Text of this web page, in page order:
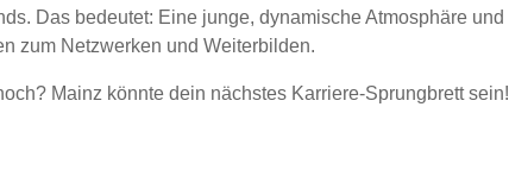
Das bedeutet: Eine junge, dynamische Atmosphäre und
zum Netzwerken und Weiterbilden.
Mainz könnte dein nächstes Karriere-Sprungbrett sein!